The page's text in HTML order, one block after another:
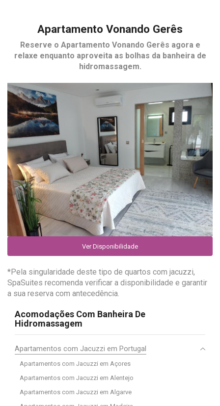
Apartamento Vonando Gerês
Reserve o Apartamento Vonando Gerês agora e
relaxe enquanto aproveita as bolhas da banheira de
hidromassagem.
Ver Disponibilidade
*Pela singularidade deste tipo de quartos com jacuzzi,
SpaSuites recomenda verificar a disponibilidade e garantir
a sua reserva com antecedência.
Acomodações Com Banheira De
Hidromassagem
Apartamentos com Jacuzzi em Portugal
Apartamentos com Jacuzzi em Açores
Apartamentos com Jacuzzi em Alentejo
Apartamentos com Jacuzzi em Algarve